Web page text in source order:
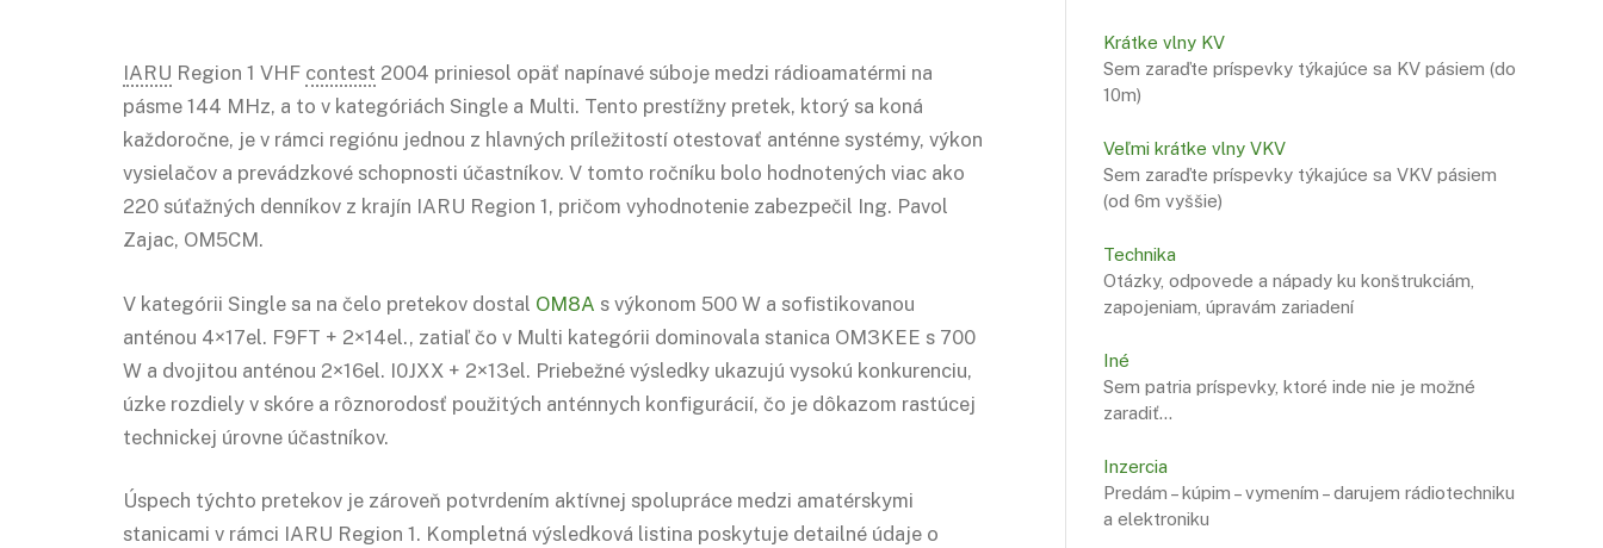
IARU Region 1 VHF contest 2004 priniesol opäť napínavé súboje medzi rádioamatérmi na
pásme 144 MHz, a to v kategóriách Single a Multi. Tento prestížny pretek, ktorý sa koná
každoročne, je v rámci regiónu jednou z hlavných príležitostí otestovať anténne systémy, výkon
vysielačov a prevádzkové schopnosti účastníkov. V tomto ročníku bolo hodnotených viac ako
220 súťažných denníkov z krajín IARU Region 1, pričom vyhodnotenie zabezpečil Ing. Pavol
Zajac, OM5CM.
V kategórii Single sa na čelo pretekov dostal OM8A s výkonom 500 W a sofistikovanou
anténou 4×17el. F9FT + 2×14el., zatiaľ čo v Multi kategórii dominovala stanica OM3KEE s 700
W a dvojitou anténou 2×16el. I0JXX + 2×13el. Priebežné výsledky ukazujú vysokú konkurenciu,
úzke rozdiely v skóre a rôznorodosť použitých anténnych konfigurácií, čo je dôkazom rastúcej
technickej úrovne účastníkov.
Úspech týchto pretekov je zároveň potvrdením aktívnej spolupráce medzi amatérskymi
stanicami v rámci IARU Region 1. Kompletná výsledková listina poskytuje detailné údaje o
Krátke vlny KV
Sem zaraďte príspevky týkajúce sa KV pásiem (do
10m)
Veľmi krátke vlny VKV
Sem zaraďte príspevky týkajúce sa VKV pásiem
(od 6m vyššie)
Technika
Otázky, odpovede a nápady ku konštrukciám,
zapojeniam, úpravám zariadení
Iné
Sem patria príspevky, ktoré inde nie je možné
zaradiť…
Inzercia
Predám – kúpim – vymením – darujem rádiotechniku
a elektroniku